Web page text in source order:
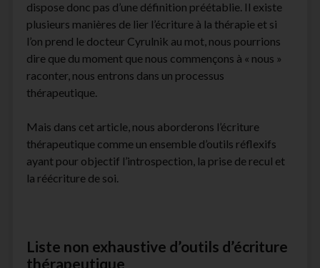
dispose donc pas d’une définition préétablie. Il existe
plusieurs manières de lier l’écriture à la thérapie et si
l’on prend le docteur Cyrulnik au mot, nous pourrions
dire que du moment que nous commençons à « nous »
raconter, nous entrons dans un processus
thérapeutique.
Mais dans cet article, nous aborderons l’écriture
thérapeutique comme un ensemble d’outils réflexifs
ayant pour objectif l’introspection, la prise de recul et
la réécriture de soi.
Liste non exhaustive d’outils d’écriture
thérapeutique